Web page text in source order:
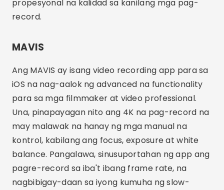
mga panlabas na mikropono at monitor. Ang
interface ay lubos na napapasadya, na
setting ayon sa kanilang mga kagustuhan. Ang
kontrol ay ginagawang isang mahusay na
pagpipilian ang app na ito para sa pag-record
ng mga de-kalidad na video.
Mahahalagang Tampok sa
Mga Application sa Pagre-
record ng Video